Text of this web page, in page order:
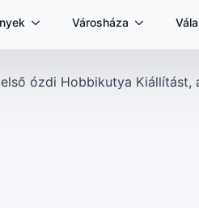
Városháza
ózdi Hobbikutya Kiállítást,